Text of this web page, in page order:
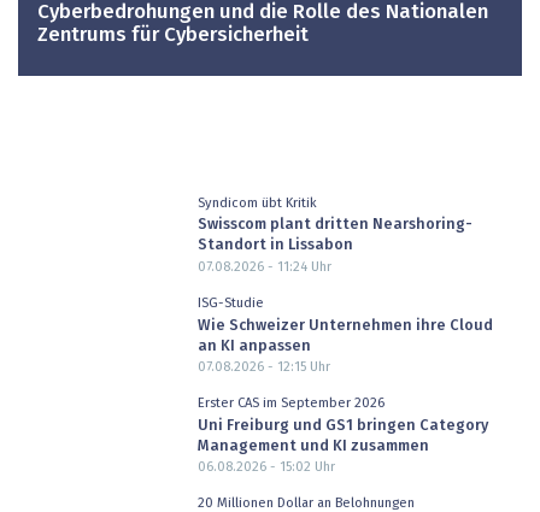
Cyberbedrohungen und die Rolle des Nationalen
Zentrums für Cybersicherheit
Syndicom übt Kritik
Swisscom plant dritten Nearshoring-
Standort in Lissabon
07.08.2026 - 11:24Uhr
ISG-Studie
Wie Schweizer Unternehmen ihre Cloud
an KI anpassen
07.08.2026 - 12:15Uhr
Erster CAS im September 2026
Uni Freiburg und GS1 bringen Category
Management und KI zusammen
06.08.2026 - 15:02 Uhr
20 Millionen Dollar an Belohnungen